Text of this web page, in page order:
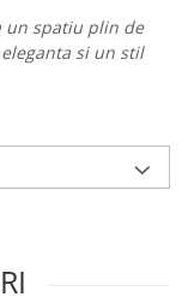
un spatiu plin de
si un stil